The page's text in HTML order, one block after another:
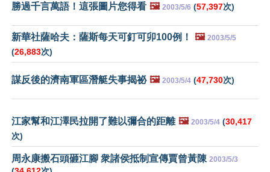
勝過千言萬語！這張圖片您得看 🖼️ 2003/5/6 (57,397次)
新華社薩哈夫：薩斯每天可釘可卯100例！ 🖼️ 2003/5/5
(26,883次)
謀反後的濟南軍區潛艇失事揭祕 🖼️ 2003/5/4 (47,730次)
江家幫和江澤民拉開了難以彌合的距離 🖼️ 2003/5/4 (30,417
次)
周永康搬石頭砸江腳 衆諸侯抵制宣傳賈曾黃陳 2003/5/3